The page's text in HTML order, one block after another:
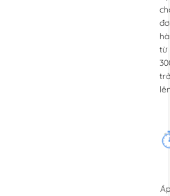
từ
trở
Áp